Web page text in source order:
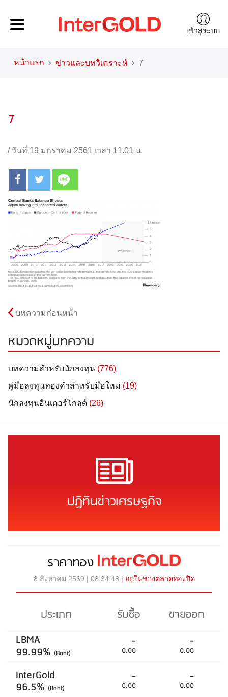
เข้าสู่ระบบ
หน้าแรก ข่าวและบทวิเคราะห์ 7
7
/ วันที่ 19 มกราคม 2561 เวลา 11.01 น.
บทความก่อนหน้า
หมวดหมู่บทความ
บทความสำหรับนักลงทุน (776)
คู่มือลงทุนทองคำสำหรับมือใหม่ (19)
นักลงทุนอินเตอร์โกลด์ (26)
ปฏิทินข่าวเศรษฐกิจ
ราคาทอง
8 สิงหาคม 2569 | 08:34:48 | อยู่ในช่วงตลาดทองปิด
ประเภท รับซื้อ
ขายออก
LBMA
99.99% (Baht)
-
0.00
-
0.00
InterGold
96.5% (Baht)
-
0.00
-
0.00